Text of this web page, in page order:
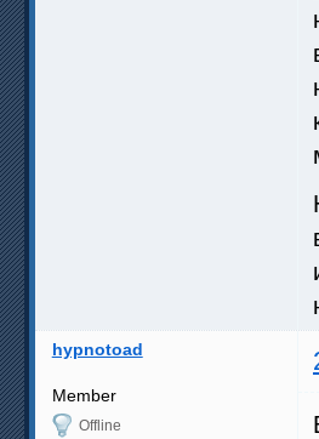
hypnotoad
Member
Offline